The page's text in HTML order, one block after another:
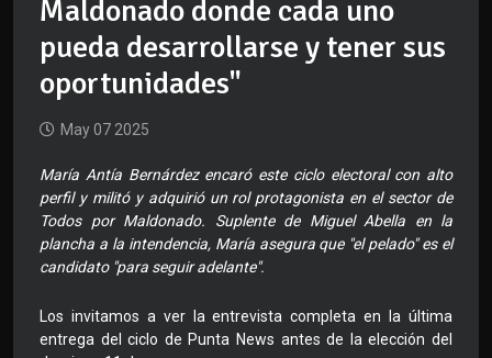
Maldonado donde cada uno
pueda desarrollarse y tener sus
oportunidades"
May 07 2025
María Antía Bernárdez encaró este ciclo electoral con alto
perfil y militó y adquirió un rol protagonista en el sector de
Todos por Maldonado. Suplente de Miguel Abella en la
plancha a la intendencia, María asegura que "el pelado" es el
candidato "para seguir adelante".
Los invitamos a ver la entrevista completa en la última
entrega del ciclo de Punta News antes de la elección del